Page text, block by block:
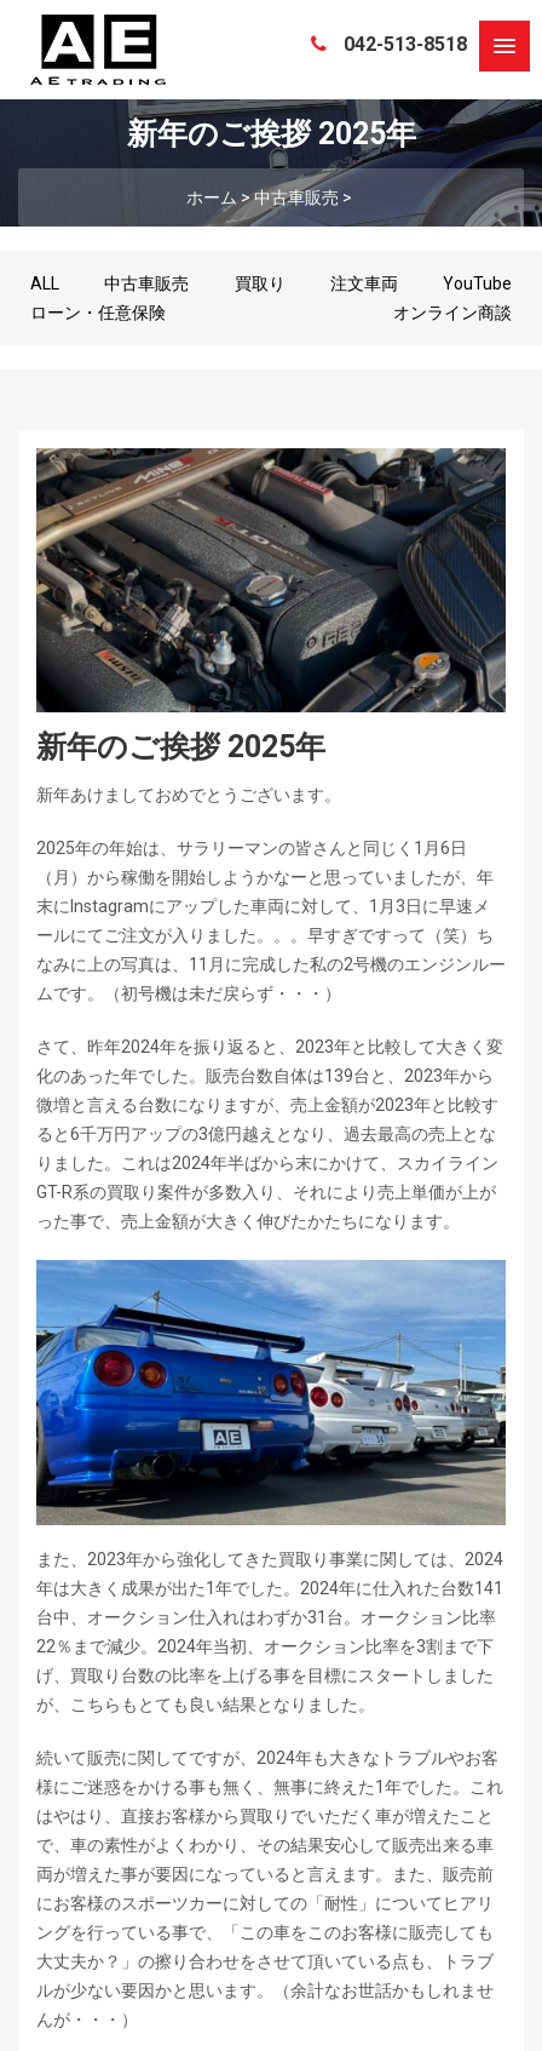
042-513-8518
新年のご挨拶 2025年
ホーム>中古車販売 >
ALL 中古車販売 買取り 注文車両
YouTube
ローン・任意保険
オンライン商談
新年のご挨拶 2025年
新年あけましておめでとうございます。
2025年の年始は、サラリーマンの皆さんと同じく1月6日
（月）から稼働を開始しようかなーと思っていましたが、年
末にInstagramにアップした車両に対して、1月3日に早速メ
ールにてご注文が入りました。。。早すぎですって（笑）ち
なみに上の写真は、11月に完成した私の2号機のエンジンルー
ムです。（初号機は未だ戻らず・・・）
さて、昨年2024年を振り返ると、2023年と比較して大きく変
化のあった年でした。販売台数自体は139台と、2023年から
微増と言える台数になりますが、売上金額が2023年と比較す
ると6千万円アップの3億円越えとなり、過去最高の売上とな
りました。これは2024年半ばから末にかけて、スカイライン
GT-R系の買取り案件が多数入り、それにより売上単価が上が
った事で、売上金額が大きく伸びたかたちになります。
また、2023年から強化してきた買取り事業に関しては、2024
年は大きく成果が出た1年でした。2024年に仕入れた台数141
台中、オークション仕入れはわずか31台。オークション比率
22％まで減少。2024年当初、オークション比率を3割まで下
げ、買取り台数の比率を上げる事を目標にスタートしました
が、こちらもとても良い結果となりました。
続いて販売に関してですが、2024年も大きなトラブルやお客
様にご迷惑をかける事も無く、無事に終えた1年でした。これ
はやはり、直接お客様から買取りでいただく車が増えたこと
で、車の素性がよくわかり、その結果安心して販売出来る車
両が増えた事が要因になっていると言えます。また、販売前
にお客様のスポーツカーに対しての「耐性」についてヒアリ
ングを行っている事で、「この車をこのお客様に販売しても
大丈夫か？」の擦り合わせをさせて頂いている点も、トラブ
ルが少ない要因かと思います。（余計なお世話かもしれませ
んが・・・）